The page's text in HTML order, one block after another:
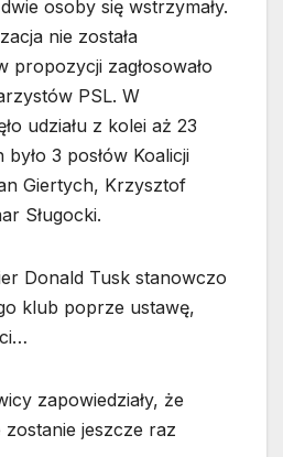
osoby się wstrzymały.
nie została
propozycji zagłosowało
PSL. W
udziału z kolei aż 23
3 posłów Koalicji
Giertych, Krzysztof
Sługocki.
Donald Tusk stanowczo
klub poprze ustawę,
zapowiedziały, że
jeszcze raz